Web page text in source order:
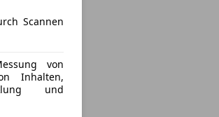
Scannen
von
Inhalten,
und